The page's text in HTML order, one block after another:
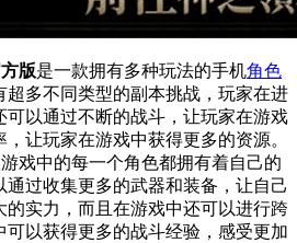
版是一款拥有多种玩法的手机角色
超多不同类型的副本挑战，玩家在进
可以通过不断的战斗，让玩家在游戏
让玩家在游戏中获得更多的资源。
戏中的每一个角色都拥有着自己的
过收集更多的武器和装备，让自己
的实力，而且在游戏中还可以进行跨
可以获得更多的战斗经验，感受更加